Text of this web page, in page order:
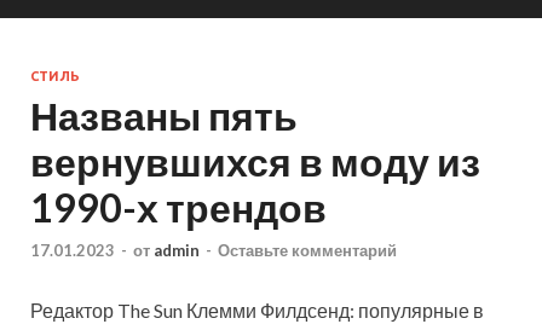
СТИЛЬ
Названы пять
вернувшихся в моду из
1990-х трендов
17.01.2023 - от admin - Оставьте комментарий
Редактор The Sun Клемми Филдсенд: популярные в